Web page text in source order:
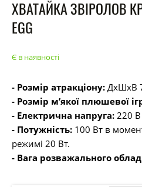
ХВАТАЙКА ЗВІРОЛОВ
EGG
Є в наявності
- Розмір атракціону: ДхШхВ
- Розмір м’якої плюшевої
- Електрична напруга: 220 В
- Потужність: 100 Вт в
режимі 20 Вт.
- Вага розважального